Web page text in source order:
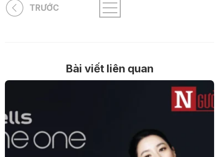
TRƯỚC
Bài viết liên quan